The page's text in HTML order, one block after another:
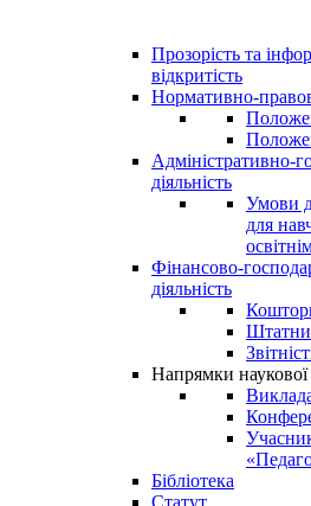
Прозорість та
відкритість
Нормативно-
Адміністративно-
діяльність
Умови
для
Фінансово-
діяльність
Напрямки наукової
Бібліотека
Статут